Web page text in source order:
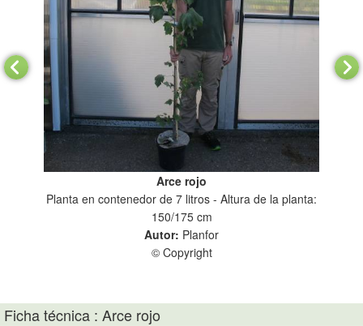
Arce rojo
Planta en contenedor de 7 litros - Altura de la planta:
150/175 cm
Autor: Planfor
© Copyright
Ficha técnica : Arce rojo